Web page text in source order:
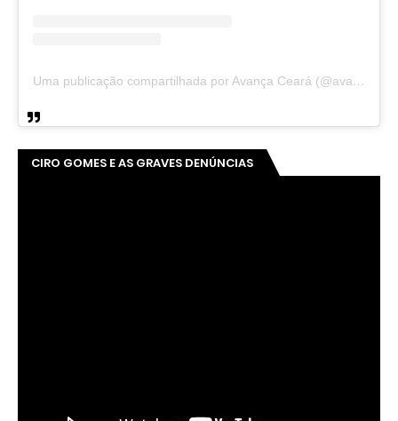
Uma publicação compartilhada por Avança Ceará (@avancaceara)
CIRO GOMES E AS GRAVES DENÚNCIAS